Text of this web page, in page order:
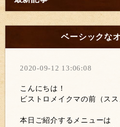
ベーシックな
2020-09-12 13:06:08
こんにちは！
ビストロメイクマの前（ス
本日ご紹介するメニューは